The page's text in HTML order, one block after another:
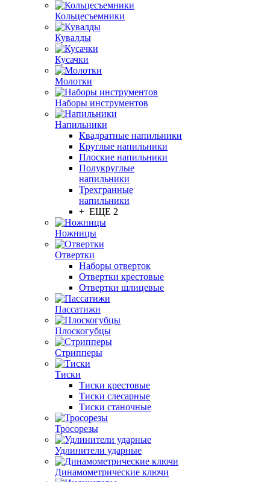
Кольцесъемники
Кувалды
Кусачки
Молотки
Наборы инструментов
Напильники
Квадратные напильники
Круглые напильники
Плоские напильники
Полукруглые
напильники
Трехгранные
напильники
+ ЕЩЕ 2
Ножницы
Отвертки
Наборы отверток
Отвертки крестовые
Отвертки шлицевые
Пассатижи
Плоскогубцы
Стрипперы
Тиски
Тиски крестовые
Тиски слесарные
Тиски станочные
Тросорезы
Удлинители ударные
Динамометрические ключи